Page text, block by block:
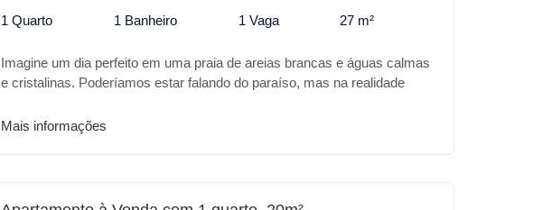
MORÊ NATURÊ SPA é o melhor lugar.
1 Quarto 1 Banheiro 1 Vaga 27 m²
Imagine um dia perfeito em uma praia de areias brancas e águas calmas
e cristalinas. Poderíamos estar falando do paraíso, mas na realidade
o que há de melhor no MILA ROOFTOP, além da sua excelente
Churrasqueira Para o seu lazer ou para investimento o MILA ROOFTOP
Mais informações